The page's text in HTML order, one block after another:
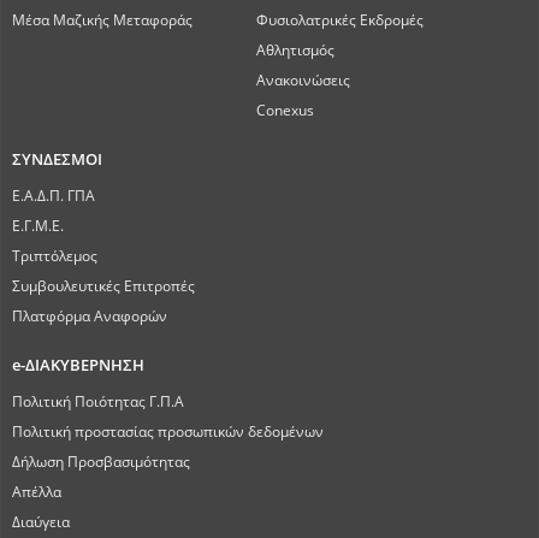
Μέσα Μαζικής Μεταφοράς
Φυσιολατρικές Εκδρομές
Αθλητισμός
Ανακοινώσεις
Conexus
ΣΥΝΔΕΣΜΟΙ
Ε.Α.Δ.Π. ΓΠΑ
Ε.Γ.Μ.Ε.
Τριπτόλεμος
Συμβουλευτικές Επιτροπές
Πλατφόρμα Αναφορών
e-ΔΙΑΚΥΒΕΡΝΗΣΗ
Πολιτική Ποιότητας Γ.Π.Α
Πολιτική προστασίας προσωπικών δεδομένων
Δήλωση Προσβασιμότητας
Απέλλα
Διαύγεια